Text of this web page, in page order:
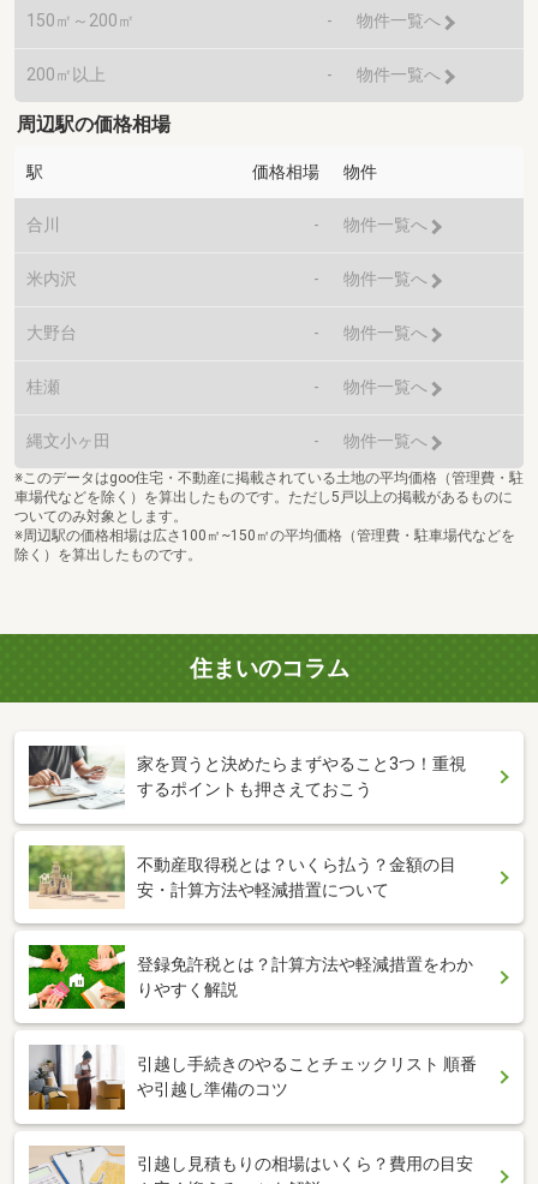
150㎡～200㎡ - 物件一覧へ
200㎡以上 - 物件一覧へ
周辺駅の価格相場
駅 価格相場 物件
合川 - 物件一覧へ
米内沢 - 物件一覧へ
大野台 - 物件一覧へ
桂瀬 - 物件一覧へ
縄文小ヶ田 - 物件一覧へ
※このデータはgoo住宅・不動産に掲載されている土地の平均価格（管理費・駐
車場代などを除く）を算出したものです。ただし5戸以上の掲載があるものに
ついてのみ対象とします。
※周辺駅の価格相場は広さ100㎡~150㎡の平均価格（管理費・駐車場代などを
除く）を算出したものです。
住まいのコラム
家を買うと決めたらまずやること3つ！重視
するポイントも押さえておこう
不動産取得税とは？いくら払う？金額の目
安・計算方法や軽減措置について
登録免許税とは？計算方法や軽減措置をわか
りやすく解説
引越し手続きのやることチェックリスト 順番
や引越し準備のコツ
引越し見積もりの相場はいくら？費用の目安